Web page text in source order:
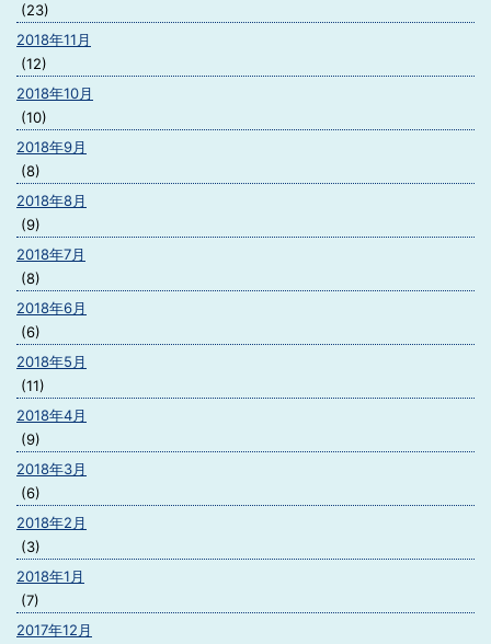
(23)
2018年11月
(12)
2018年10月
(10)
2018年9月
(8)
2018年8月
(9)
2018年7月
(8)
2018年6月
(6)
2018年5月
(11)
2018年4月
(9)
2018年3月
(6)
2018年2月
(3)
2018年1月
(7)
2017年12月